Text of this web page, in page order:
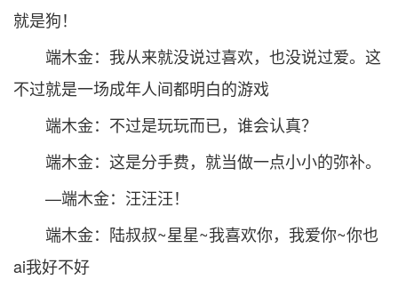
就是狗！
端木金：我从来就没说过喜欢，也没说过爱。这
不过就是一场成年人间都明白的游戏
端木金：不过是玩玩而已，谁会认真？
端木金：这是分手费，就当做一点小小的弥补。
—端木金：汪汪汪！
端木金：陆叔叔~星星~我喜欢你，我爱你~你也
ai我好不好